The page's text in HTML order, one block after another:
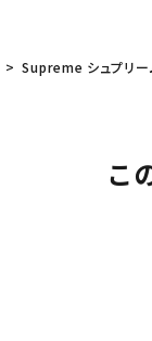
Supreme シュプリ
こ